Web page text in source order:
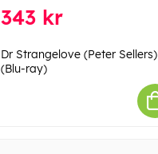
343 kr
Dr Strangelove (Peter Sellers)
(Blu-ray)